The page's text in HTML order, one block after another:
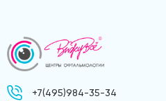
+7(495)984-35-34